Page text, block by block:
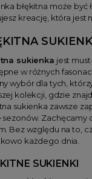
błękitna może
kreację, która jest
sukienka jest
w różnych
wybór dla tych,
kolekcji, gdzie
sukienka zawsze
sezonów. Zachęcamy
Bez względu na to,
każdego dnia.
SUKIENKI